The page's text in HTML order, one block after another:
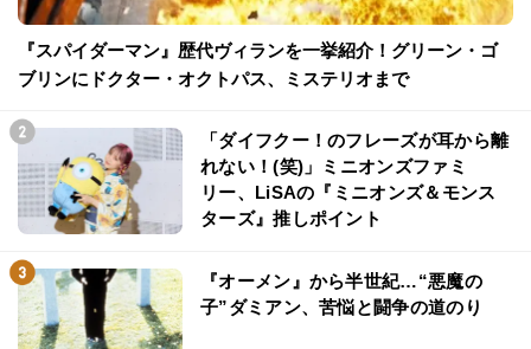
『スパイダーマン』歴代ヴィランを一挙紹介！グリーン・ゴ
ブリンにドクター・オクトパス、ミステリオまで
「ダイフクー！のフレーズが耳から離
れない！(笑)」ミニオンズファミ
リー、LiSAの『ミニオンズ＆モンス
ターズ』推しポイント
『オーメン』から半世紀…“悪魔の
子”ダミアン、苦悩と闘争の道のり